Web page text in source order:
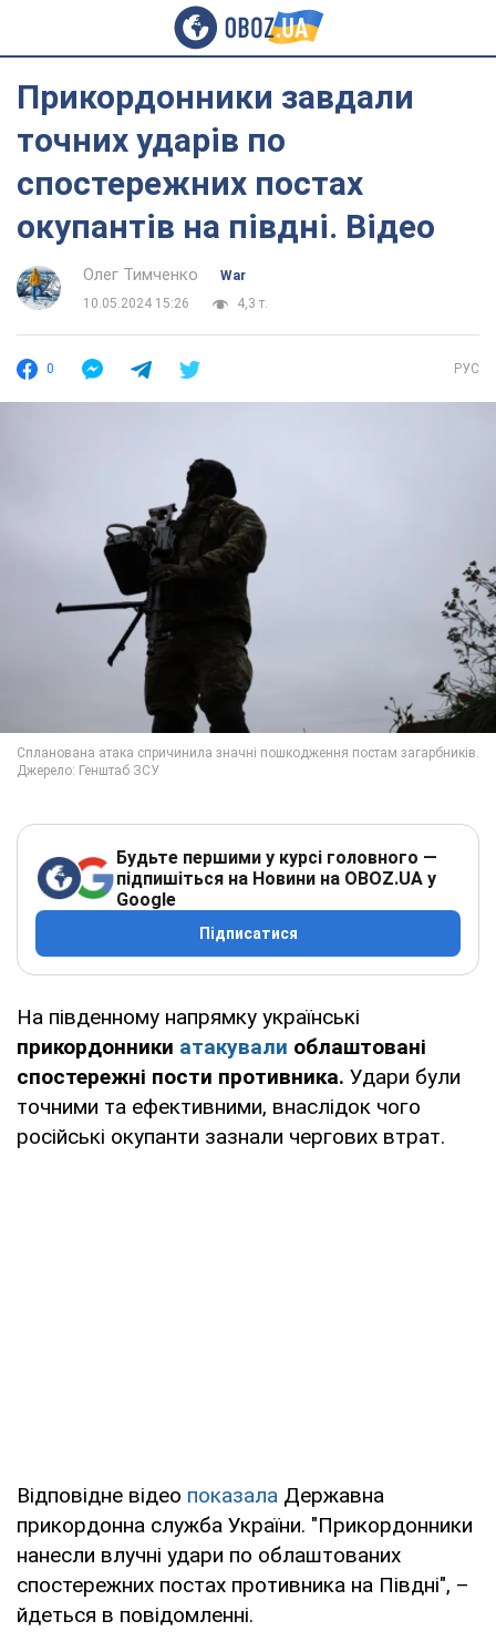
Прикордонники завдали
точних ударів по
спостережних постах
окупантів на півдні. Відео
Олег Тимченко
War
10.05.2024 15:26
4,3 т.
0 РУС
Будьте першими у курсі головного —
підпишіться на Новини на OBOZ.UA у
Google
Підписатися
На південному напрямку українські
прикордонники атакували облаштовані
спостережні пости противника. Удари були
точними та ефективними, внаслідок чого
російські окупанти зазнали чергових втрат.
Відповідне відео показала Державна
прикордонна служба України. "Прикордонники
нанесли влучні удари по облаштованих
спостережних постах противника на Півдні", –
йдеться в повідомленні.